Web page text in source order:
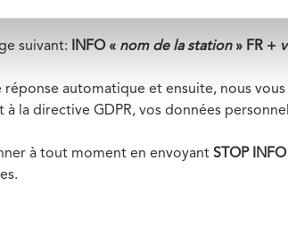
suivant: INFO « nom de la station» FR +
réponse automatique et ensuite, nous
la directive GDPR, vos données
à tout moment en envoyant STOP